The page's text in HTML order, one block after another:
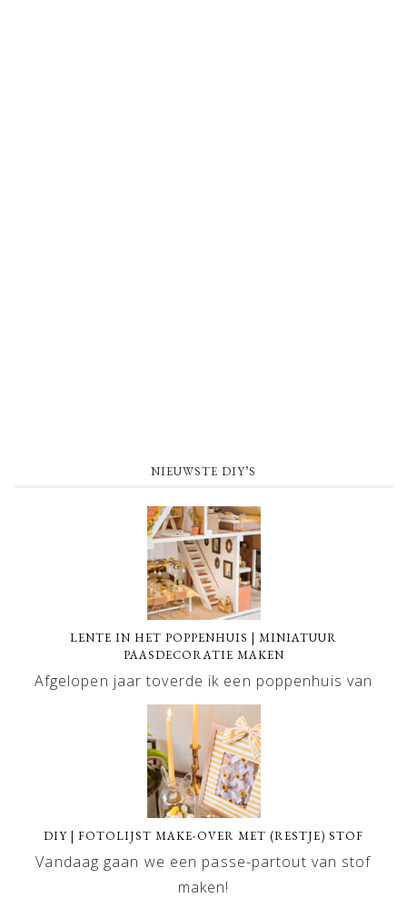
NIEUWSTE DIY’S
LENTE IN HET POPPENHUIS | MINIATUUR
PAASDECORATIE MAKEN
Afgelopen jaar toverde ik een poppenhuis van
DIY | FOTOLIJST MAKE-OVER MET (RESTJE) STOF
Vandaag gaan we een passe-partout van stof
maken!